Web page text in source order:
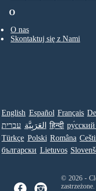
O
O nas
Skontaktuj się z Nami
English Español Français
עברית العَرَبِيَّة हिन्दी
Türkçe Polski Româna
български Lietuvos
© 2026 -
zastrzeżone.